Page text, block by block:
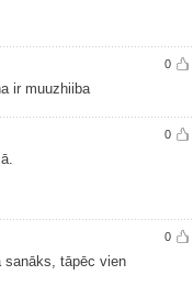
0
ir muuzhiiba
0
0
sanāks, tāpēc vien